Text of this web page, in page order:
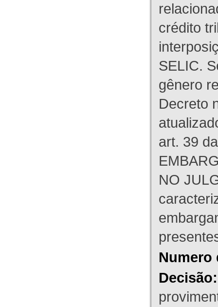
crédito
SELIC.
gênero
Decreto
art. 39
NO
Numero
Decisão: